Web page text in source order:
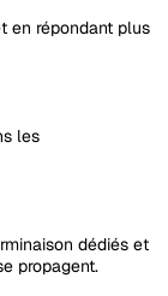
en répondant plus
les
dédiés et
propagent.